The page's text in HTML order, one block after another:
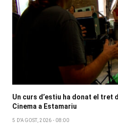
Un curs d’estiu ha donat el tret
Cinema a Estamariu
5 D'AGOST, 2026 - 08:00